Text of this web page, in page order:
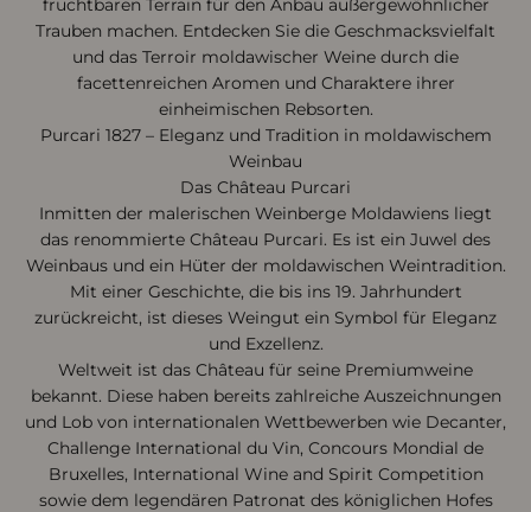
fruchtbaren Terrain für den Anbau außergewöhnlicher
Trauben machen. Entdecken Sie die Geschmacksvielfalt
und das Terroir moldawischer Weine durch die
facettenreichen Aromen und Charaktere ihrer
einheimischen Rebsorten.
Purcari 1827 – Eleganz und Tradition in moldawischem
Weinbau
Das Château Purcari
Inmitten der malerischen Weinberge Moldawiens liegt
das renommierte Château Purcari. Es ist ein Juwel des
Weinbaus und ein Hüter der moldawischen Weintradition.
Mit einer Geschichte, die bis ins 19. Jahrhundert
zurückreicht, ist dieses Weingut ein Symbol für Eleganz
und Exzellenz.
Weltweit ist das Château für seine Premiumweine
bekannt. Diese haben bereits zahlreiche Auszeichnungen
und Lob von internationalen Wettbewerben wie Decanter,
Challenge International du Vin, Concours Mondial de
Bruxelles, International Wine and Spirit Competition
sowie dem legendären Patronat des königlichen Hofes